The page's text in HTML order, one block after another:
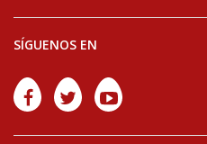
SÍGUENOS EN